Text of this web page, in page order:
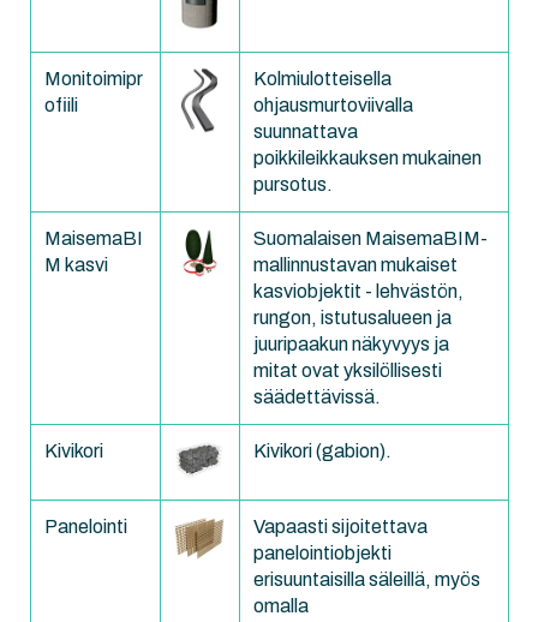
Monitoimipr
ofiili
Kolmiulotteisella
ohjausmurtoviivalla
suunnattava
poikkileikkauksen mukainen
pursotus.
MaisemaBI
M kasvi
Suomalaisen MaisemaBIM-
mallinnustavan mukaiset
kasviobjektit - lehvästön,
rungon, istutusalueen ja
juuripaakun näkyvyys ja
mitat ovat yksilöllisesti
säädettävissä.
Kivikori Kivikori (gabion).
Panelointi
Vapaasti sijoitettava
panelointiobjekti
erisuuntaisilla säleillä, myös
omalla